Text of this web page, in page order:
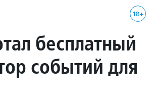
18+
бесплатный
событий для